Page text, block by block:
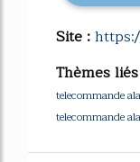
Site :
Thèmes
telecommande
telecommande